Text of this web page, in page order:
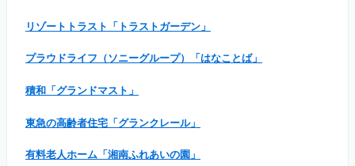
リゾートトラスト「トラストガーデン」
プラウドライフ（ソニーグループ）「はなことば」
積和「グランドマスト」
東急の高齢者住宅「グランクレール」
有料老人ホーム「湘南ふれあいの園」